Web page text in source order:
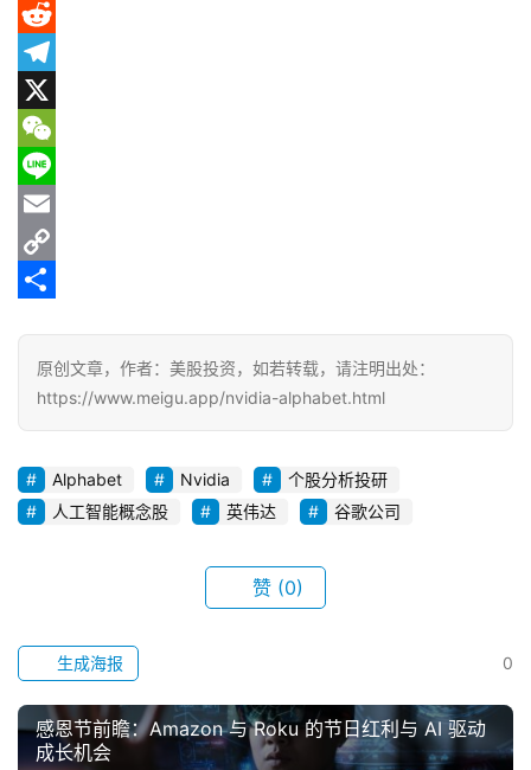
F
a
c
e
b
o
o
k
R
e
d
d
t
T
e
e
g
X
W
e
C
h
L
n
E
m
C
L
i
n
原创文章，作者：美股投资，如若转载，请注明出处：
https://www.meigu.app/nvidia-alphabet.html
Alphabet Nvidia
个股分析投研
人工智能概念股
英伟达 谷歌公司
赞 (0)
0
生成海报
感恩节前瞻：Amazon 与 Roku 的节日红利与 AI 驱动
成长机会